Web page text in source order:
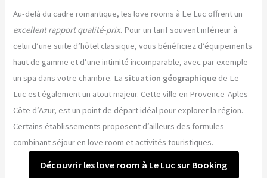
Au-delà du cadre romantique, les love rooms à Le Luc offrent un
excellent rapport qualité-prix. Pour un tarif souvent inférieur à
celui d’une suite d’hôtel classique, vous bénéficiez d’équipements
haut de gamme et d’une intimité incomparable, avec par exemple
un spa dans votre chambre. La situation géographique de Le
Luc est également un atout majeur. Cette ville en Provence-Aples-
Côte d’Azur, est un point de départ idéal pour explorer la région.
Certains établissements proposent d’ailleurs des formules
combinant séjour en love room et activités touristiques.
Découvrir les love room à Le Luc sur Booking